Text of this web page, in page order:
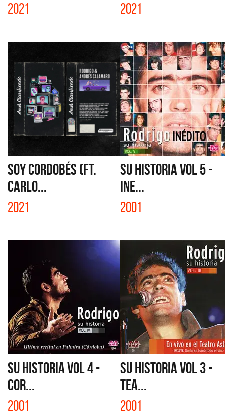
2021 2021
SOY CORDOBÉS (FT.
CARLO...
2021
SU HISTORIA VOL 5 -
INE...
2001
SU HISTORIA VOL 4 -
COR...
2001
SU HISTORIA VOL 3 -
TEA...
2001